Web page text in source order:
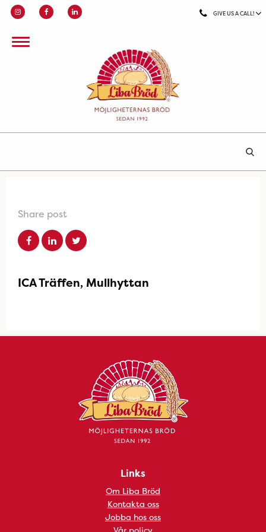
GIVE US A CALL!
Share post
ICA Träffen, Mullhyttan
Links
Om Liba Bröd
Kontakta oss
Jobba hos oss